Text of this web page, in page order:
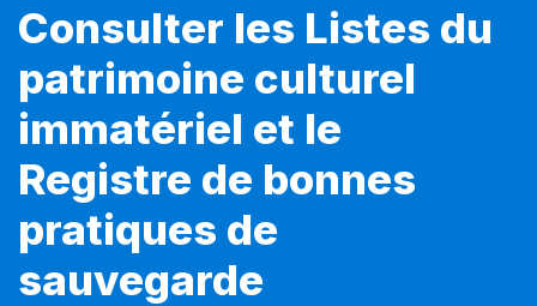
Consulter les Listes du
patrimoine culturel
immatériel et le
Registre de bonnes
pratiques de
sauvegarde